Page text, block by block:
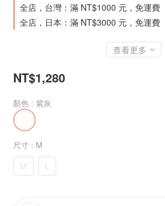
全店，台灣：滿 NT$1000 元，免運費
全店，日本：滿 NT$3000 元，免運費
查看更多
NT$1,280
顏色 : 紫灰
尺寸 : M
M L